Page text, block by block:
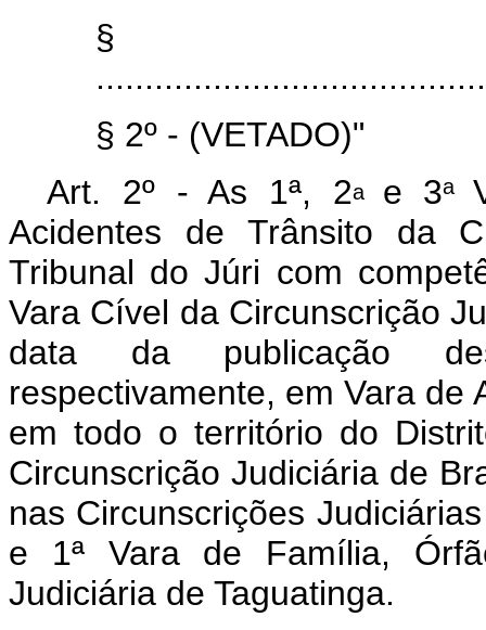
§
§ 2º - (VETADO)"
Art. 2º - As 1ª, 2a e 3a
Acidentes de Trânsito da
Tribunal do Júri com
Vara Cível da Circunscrição
data da publicação
respectivamente, em Vara de
em todo o território do
Circunscrição Judiciária de
nas Circunscrições
e 1ª Vara de Família,
Judiciária de Taguatinga.